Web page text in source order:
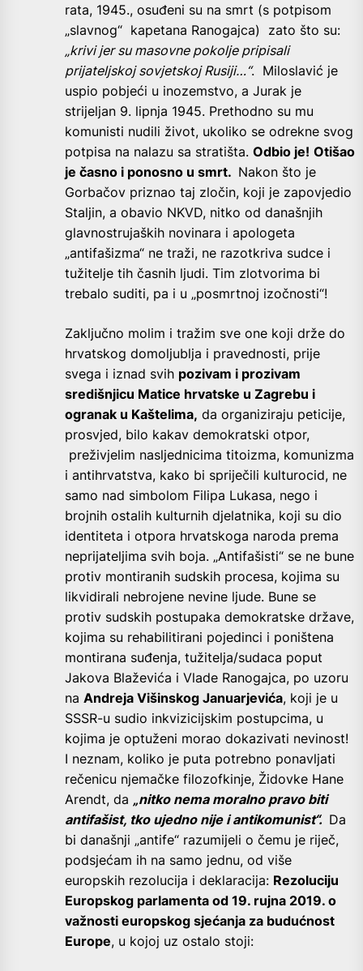
rata, 1945., osuđeni su na smrt (s potpisom
„slavnog“ kapetana Ranogajca) zato što su:
„krivi jer su masovne pokolje pripisali
prijateljskoj sovjetskoj Rusiji…“. Miloslavić je
uspio pobjeći u inozemstvo, a Jurak je
strijeljan 9. lipnja 1945. Prethodno su mu
komunisti nudili život, ukoliko se odrekne svog
potpisa na nalazu sa stratišta. Odbio je! Otišao
je časno i ponosno u smrt. Nakon što je
Gorbačov priznao taj zločin, koji je zapovjedio
Staljin, a obavio NKVD, nitko od današnjih
glavnostrujaških novinara i apologeta
„antifašizma“ ne traži, ne razotkriva sudce i
tužitelje tih časnih ljudi. Tim zlotvorima bi
trebalo suditi, pa i u „posmrtnoj izočnosti“!
Zaključno molim i tražim sve one koji drže do
hrvatskog domoljublja i pravednosti, prije
svega i iznad svih pozivam i prozivam
središnjicu Matice hrvatske u Zagrebu i
ogranak u Kaštelima, da organiziraju peticije,
prosvjed, bilo kakav demokratski otpor,
preživjelim nasljednicima titoizma, komunizma
i antihrvatstva, kako bi spriječili kulturocid, ne
samo nad simbolom Filipa Lukasa, nego i
brojnih ostalih kulturnih djelatnika, koji su dio
identiteta i otpora hrvatskoga naroda prema
neprijateljima svih boja. „Antifašisti“ se ne bune
protiv montiranih sudskih procesa, kojima su
likvidirali nebrojene nevine ljude. Bune se
protiv sudskih postupaka demokratske države,
kojima su rehabilitirani pojedinci i poništena
montirana suđenja, tužitelja/sudaca poput
Jakova Blaževića i Vlade Ranogajca, po uzoru
na Andreja Višinskog Januarjevića, koji je u
SSSR-u sudio inkvizicijskim postupcima, u
kojima je optuženi morao dokazivati nevinost!
I neznam, koliko je puta potrebno ponavljati
rečenicu njemačke filozofkinje, Židovke Hane
Arendt, da „nitko nema moralno pravo biti
antifašist, tko ujedno nije i antikomunist“. Da
bi današnji „antife“ razumijeli o čemu je riječ,
podsjećam ih na samo jednu, od više
europskih rezolucija i deklaracija: Rezoluciju
Europskog parlamenta od 19. rujna 2019. o
važnosti europskog sjećanja za budućnost
Europe, u kojoj uz ostalo stoji: